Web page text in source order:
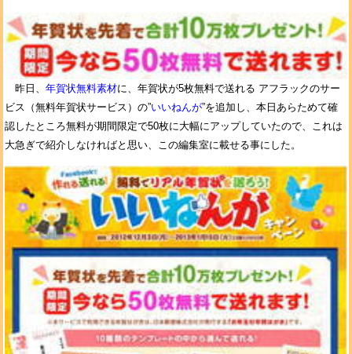
昨日、 年賀状無料素材に、年賀状が5枚無料で送れる アフラックのサー
ビス（無料年賀状サービス）の”いいねんが”を追加し、本日あらためて確
認したところ無料が期間限定で50枚に大幅にアップしていたので、これは
大急ぎで紹介しなければと思い、この編集室に載せる事にした。